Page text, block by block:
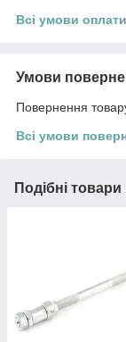
Всі умови оплати
Умови
Повернення
Всі умови
Подібні товари